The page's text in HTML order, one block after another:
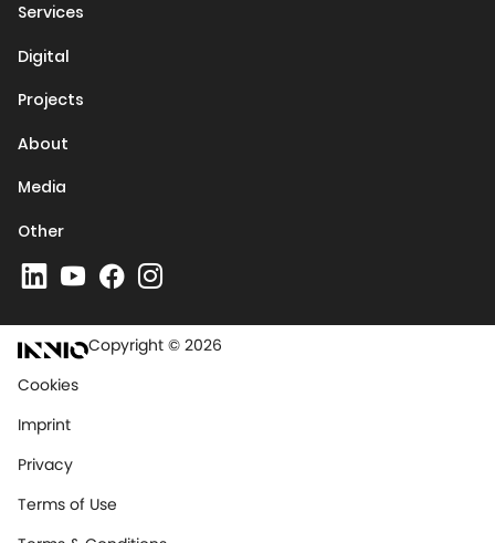
Services
Digital
Projects
About
Media
Other
Copyright © 2026
Cookies
Imprint
Privacy
Terms of Use